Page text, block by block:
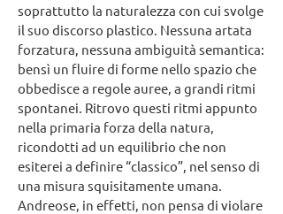
soprattutto la naturalezza con cui svolge
il suo discorso plastico. Nessuna artata
forzatura, nessuna ambiguità semantica:
bensì un fluire di forme nello spazio che
obbedisce a regole auree, a grandi ritmi
spontanei. Ritrovo questi ritmi appunto
nella primaria forza della natura,
ricondotti ad un equilibrio che non
esiterei a definire “classico”, nel senso di
una misura squisitamente umana.
Andreose, in effetti, non pensa di violare